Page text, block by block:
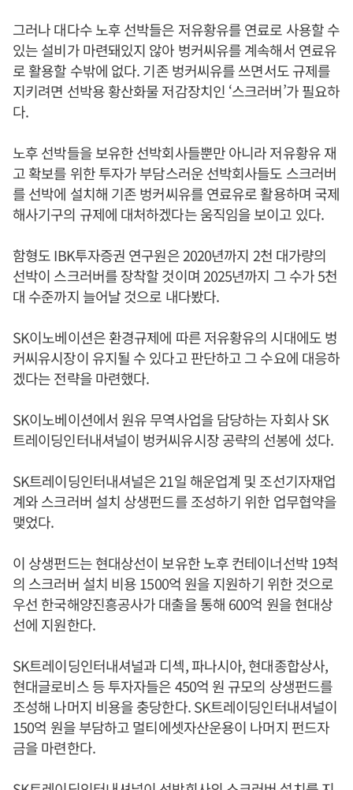
그러나 대다수 노후 선박들은 저유황유를 연료로 사용할 수
있는 설비가 마련돼있지 않아 벙커씨유를 계속해서 연료유
로 활용할 수밖에 없다. 기존 벙커씨유를 쓰면서도 규제를
지키려면 선박용 황산화물 저감장치인 ‘스크러버’가 필요하
다.
노후 선박들을 보유한 선박회사들뿐만 아니라 저유황유 재
고 확보를 위한 투자가 부담스러운 선박회사들도 스크러버
를 선박에 설치해 기존 벙커씨유를 연료유로 활용하며 국제
해사기구의 규제에 대처하겠다는 움직임을 보이고 있다.
함형도 IBK투자증권 연구원은 2020년까지 2천 대가량의
선박이 스크러버를 장착할 것이며 2025년까지 그 수가 5천
대 수준까지 늘어날 것으로 내다봤다.
SK이노베이션은 환경규제에 따른 저유황유의 시대에도 벙
커씨유시장이 유지될 수 있다고 판단하고 그 수요에 대응하
겠다는 전략을 마련했다.
SK이노베이션에서 원유 무역사업을 담당하는 자회사 SK
트레이딩인터내셔널이 벙커씨유시장 공략의 선봉에 섰다.
SK트레이딩인터내셔널은 21일 해운업계 및 조선기자재업
계와 스크러버 설치 상생펀드를 조성하기 위한 업무협약을
맺었다.
이 상생펀드는 현대상선이 보유한 노후 컨테이너선박 19척
의 스크러버 설치 비용 1500억 원을 지원하기 위한 것으로
우선 한국해양진흥공사가 대출을 통해 600억 원을 현대상
선에 지원한다.
SK트레이딩인터내셔널과 디섹, 파나시아, 현대종합상사,
현대글로비스 등 투자자들은 450억 원 규모의 상생펀드를
조성해 나머지 비용을 충당한다. SK트레이딩인터내셔널이
150억 원을 부담하고 멀티에셋자산운용이 나머지 펀드자
금을 마련한다.